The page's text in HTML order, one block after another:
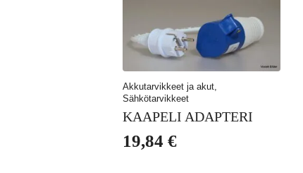
Akkutarvikkeet ja akut,
Sähkötarvikkeet
KAAPELI ADAPTERI
19,84 €